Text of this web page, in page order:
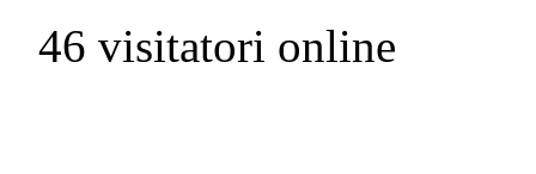
46 visitatori online